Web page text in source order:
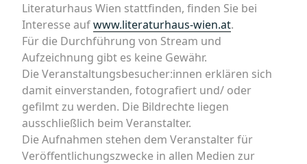
Literaturhaus Wien stattfinden, finden Sie bei
Interesse aufwww.literaturhaus-wien.at.
Für die Durchführung von Stream und
Aufzeichnung gibt es keine Gewähr.
Die Veranstaltungsbesucher:innen erklären sich
damit einverstanden, fotografiert und/ oder
gefilmt zu werden. Die Bildrechte liegen
ausschließlich beim Veranstalter.
Die Aufnahmen stehen dem Veranstalter für
Veröffentlichungszwecke in allen Medien zur